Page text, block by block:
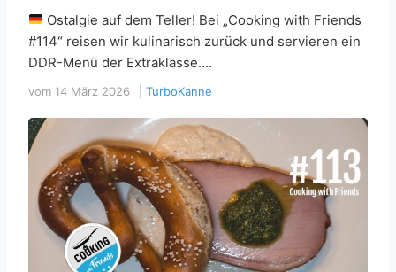
Ostalgie auf dem Teller! Bei „Cooking with Friends
#114“ reisen wir kulinarisch zurück und servieren ein
DDR-Menü der Extraklasse….
vom 14 März 2026 TurboKanne